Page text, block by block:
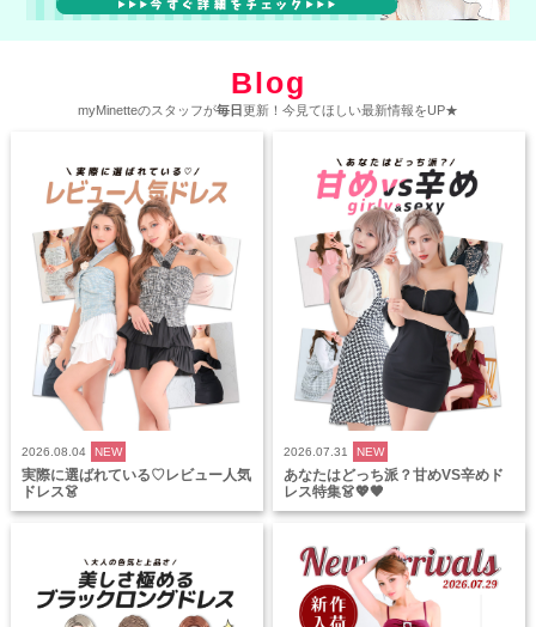
Blog
myMinetteのスタッフが毎日更新！今見てほしい最新情報をUP★
2026.08.04 NEW
実際に選ばれている♡レビュー人気
ドレス👗
2026.07.31 NEW
あなたはどっち派？甘めVS辛めド
レス特集👗💖🖤